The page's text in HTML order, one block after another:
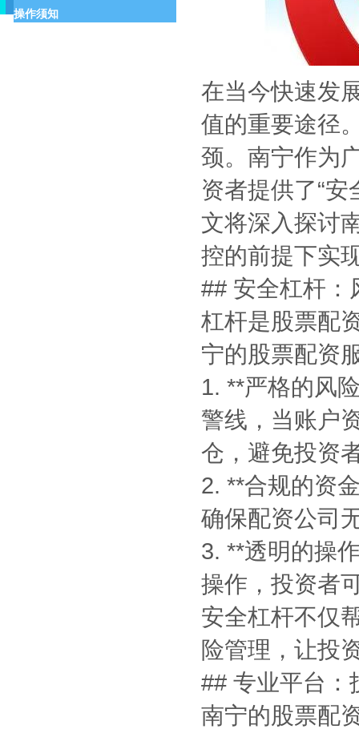
操作须知
在当今快速发
值的重要途径
颈。南宁作为
资者提供了“
文将深入探讨
控的前提下实
## 安全杠杆：
杠杆是股票配
宁的股票配资
1. **严格的风
警线，当账户
仓，避免投资
2. **合规的资
确保配资公司
3. **透明的操
操作，投资者
安全杠杆不仅
险管理，让投
## 专业平台：
南宁的股票配